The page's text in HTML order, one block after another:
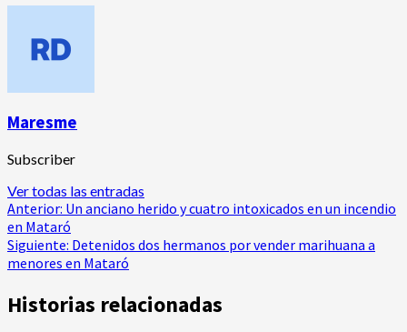
Maresme
Subscriber
Ver todas las entradas
Navegación
de
entradas
Anterior: Un anciano herido y cuatro intoxicados en un incendio
en Mataró
Siguiente: Detenidos dos hermanos por vender marihuana a
menores en Mataró
Historias relacionadas